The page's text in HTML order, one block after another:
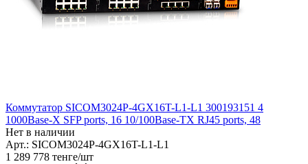
Коммутатор SICOM3024P-4GX16T-L1-L1 300193151 4
1000Base-X SFP ports, 16 10/100Base-TX RJ45 ports, 48
Нет в наличии
Арт.: SICOM3024P-4GX16T-L1-L1
1 289 778 тенге/шт